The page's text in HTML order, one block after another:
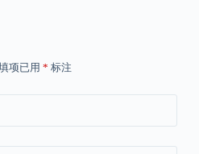
项已用 * 标注